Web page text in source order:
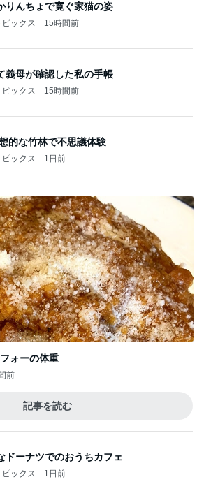
りんちょで寛ぐ家猫の姿
ックス 15時間前
義母が確認した私の手帳
ックス 15時間前
的な竹林で不思議体験
ックス 1日前
ォーの体重
前
記事を読む
ドーナツでのおうちカフェ
ックス 1日前